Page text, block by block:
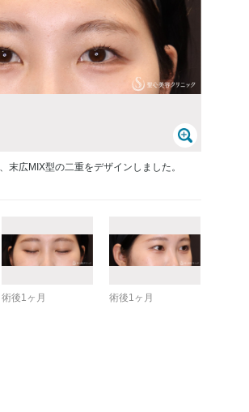
末広MIX型の二重をデザインしました。
術後1ヶ月 術後1ヶ月